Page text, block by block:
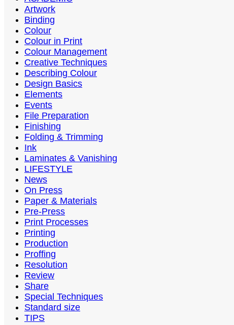
Artwork
Binding
Colour
Colour in Print
Colour Management
Creative Techniques
Describing Colour
Design Basics
Elements
Events
File Preparation
Finishing
Folding & Trimming
Ink
Laminates & Vanishing
LIFESTYLE
News
On Press
Paper & Materials
Pre-Press
Print Processes
Printing
Production
Proffing
Resolution
Review
Share
Special Techniques
Standard size
TIPS